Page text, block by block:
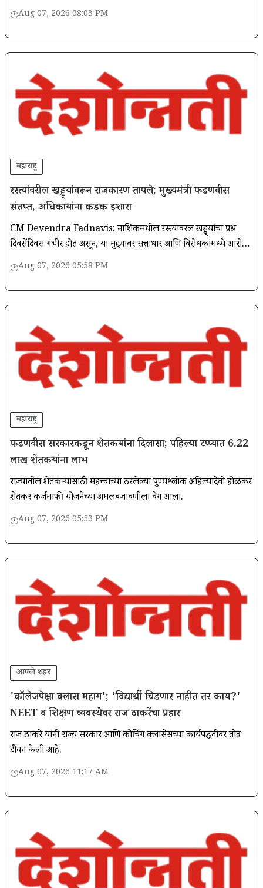
शेतकऱ्यांना एकवेळ समझोता (OTS) पद्धतीने कर्जाची परतफेड..
Aug 07, 2026 08:03 PM
महाराष्ट्र
रस्त्यांवरील खड्ड्यांवरून राजकारण तापले; मुख्यमंत्री फडणवीस
संतप्त, अधिकाऱ्यांना कडक इशारा
CM Devendra Fadnavis: नाशिकमधील रस्त्यांवरील खड्ड्यांचा प्रश्न
दिवसेंदिवस गंभीर होत असून, या मुद्द्यावर सत्ताधारी आणि विरोधकांमध्ये आरोप-
प्रत्यारोप सुरू. खड्ड्यांमुळे अपघातांत पाच जणांचा मृत्यू
Aug 07, 2026 05:58 PM
महाराष्ट्र
फडणवीस सरकारकडून शेतकऱ्यांना दिलासा; पहिल्या टप्प्यात 6.22
लाख शेतकऱ्यांना लाभ
राज्यातील शेतकऱ्यांसाठी महत्त्वाच्या ठरलेल्या पुण्यश्लोक अहिल्यादेवी होळकर
शेतकरी कर्जमाफी योजनेच्या अंमलबजावणीला वेग आला.
Aug 07, 2026 05:53 PM
आपले शहर
'कॉलेजपेक्षा क्लास महाग'; 'विद्यार्थी चिडणार नाहीत तर काय?'
NEET व शिक्षण व्यवस्थेवर राज ठाकरेंचा प्रहार
राज ठाकरे यांनी राज्य सरकार आणि कोचिंग क्लासेसच्या कार्यपद्धतीवर तीव्र
टीका केली आहे.
Aug 07, 2026 11:17 AM